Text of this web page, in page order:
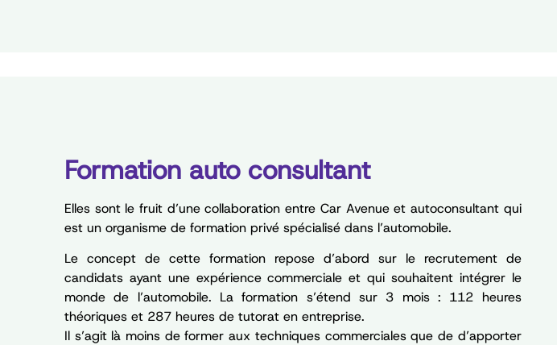
Formation auto consultant
Elles sont le fruit d’une collaboration entre Car Avenue et autoconsultant qui
est un organisme de formation privé spécialisé dans l’automobile.
Le concept de cette formation repose d’abord sur le recrutement de
candidats ayant une expérience commerciale et qui souhaitent intégrer le
monde de l’automobile. La formation s’étend sur 3 mois : 112 heures
théoriques et 287 heures de tutorat en entreprise.
Il s’agit là moins de former aux techniques commerciales que de d’apporter